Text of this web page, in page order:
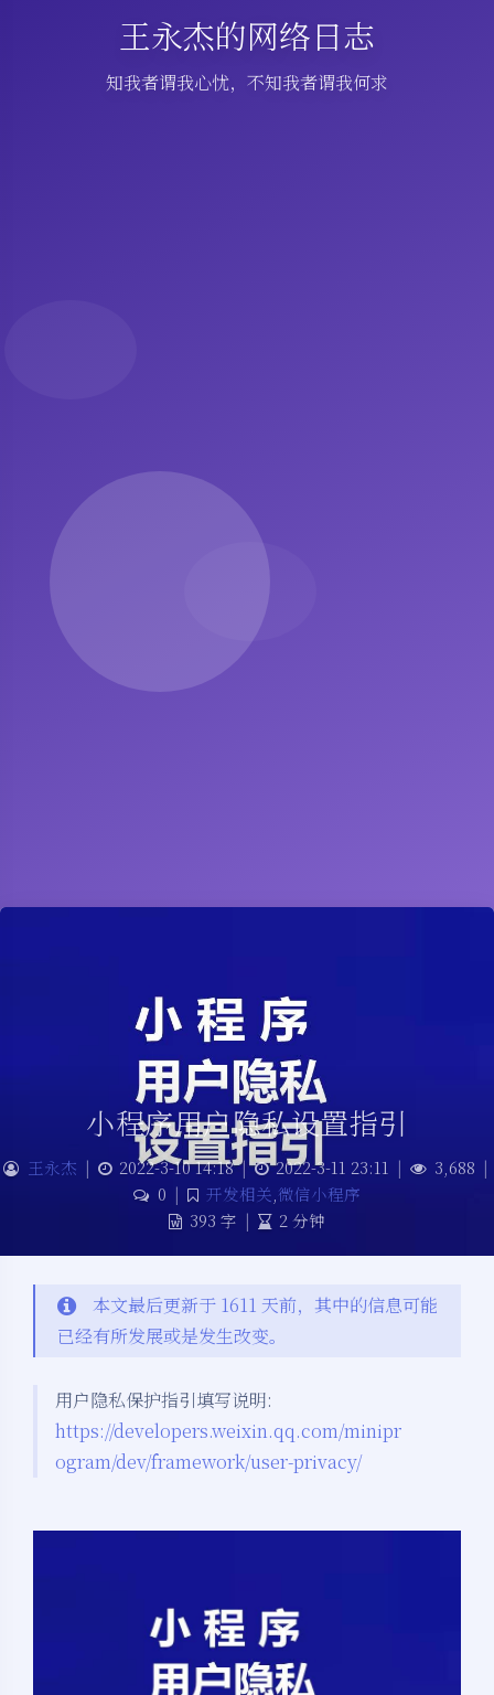
王永杰的网络日志
知我者谓我心忧，不知我者谓我何求
小程序用户隐私设置指引
王永杰 | 2022-3-10 14:18 | 2022-3-11 23:11 | 3,688 |
0 | 开发相关,微信小程序
393 字 | 2 分钟
本文最后更新于 1611 天前，其中的信息可能
已经有所发展或是发生改变。
用户隐私保护指引填写说明:
https://developers.weixin.qq.com/minipr
ogram/dev/framework/user-privacy/